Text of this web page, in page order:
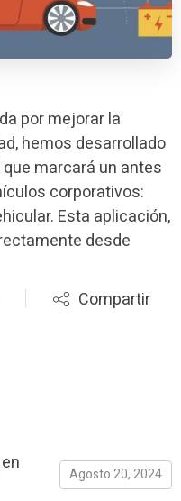
por mejorar la
hemos desarrollado
marcará un antes
corporativos:
Esta aplicación,
desde
Compartir
en
Agosto 20, 2024